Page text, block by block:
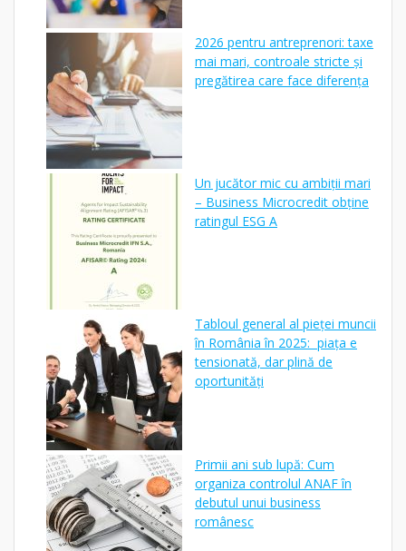
2026 pentru antreprenori: taxe
mai mari, controale stricte și
pregătirea care face diferența
Un jucător mic cu ambiții mari
– Business Microcredit obține
ratingul ESG A
Tabloul general al pieței muncii
în România în 2025: piața e
tensionată, dar plină de
oportunități
Primii ani sub lupă: Cum
organiza controlul ANAF în
debutul unui business
românesc